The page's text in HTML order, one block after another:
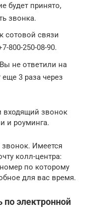
будет принято,
звонка.
сотовой связи
800-250-08-90.
не ответили на
3 раза через
входящий звонок
и роуминга.
звонок. Имеется
колл-центра:
по которому
для вас время.
по электронной